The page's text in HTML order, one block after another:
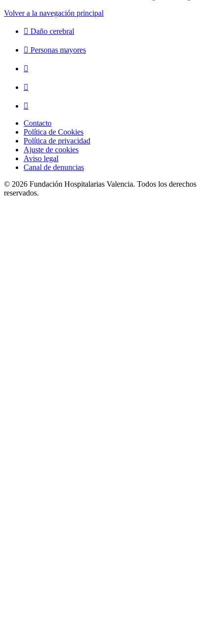
Volver a la navegación principal
Daño cerebral
Personas mayores
Contacto
Política de Cookies
Política de privacidad
Ajuste de cookies
Aviso legal
Canal de denuncias
© 2026 Fundación Hospitalarias Valencia. Todos los derechos
reservados.